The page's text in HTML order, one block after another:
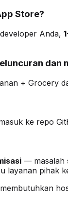
Store?
Anda,
dan
+ Grocery
ke repo
— masalah
layanan pihak